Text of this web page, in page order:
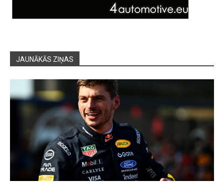
JAUNĀKĀS ZIŅAS